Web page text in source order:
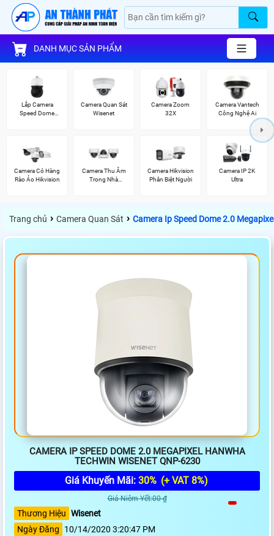
DANH MỤC SẢN PHẨM
Lắp Camera
Speed Dome
Camera Quan Sát
Wisenet
Camera Zoom
32X
Camera Vantech
Công Nghệ Ai
Camera Có Hàng
Rào Ảo Hikvision
Camera Thu Âm
Trong Nhà
Camera Hikvision
Phân Biệt Người
Camera IP 2K
Ultra
Trang chủ › Camera Quan Sát › Camera Ip Speed Dome 2.0
CAMERA IP SPEED DOME 2.0 MEGAPIXEL HANWHA
TECHWIN WISENET QNP-6230
Giá Khuyến Mãi: 30% (+ VAT 8%)
Giá Niêm Yết:00 ₫
Thương Hiệu Wisenet
Ngày Đăng
10/14/2020 3:20:47 PM